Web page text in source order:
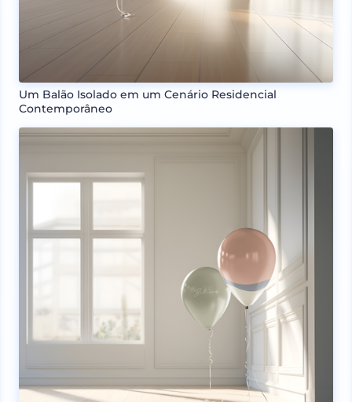
Um Balão Isolado em um Cenário Residencial
Contemporâneo